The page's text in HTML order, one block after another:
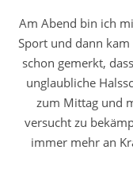
Am Abend bin ich
Sport und dann
schon gemerkt,
unglaubliche
zum Mittag und
versucht zu
immer mehr an